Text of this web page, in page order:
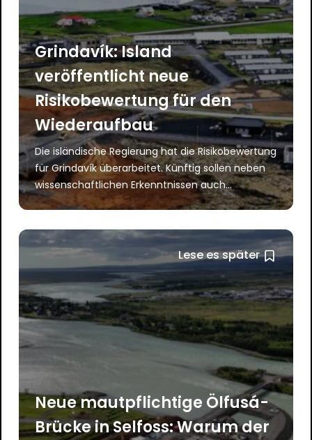
Grindavík: Island
veröffentlicht neue
Risikobewertung für den
Wiederaufbau
Die isländische Regierung hat die Risikobewertung
für Grindavík überarbeitet. Künftig sollen neben
wissenschaftlichen Erkenntnissen auch...
Lese es später
Neue mautpflichtige Ölfusá-
Brücke in Selfoss: Warum der